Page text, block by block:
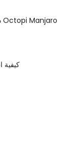
دليل مدير الرسوم التخطيطية Octopi Manjaro
كيفية